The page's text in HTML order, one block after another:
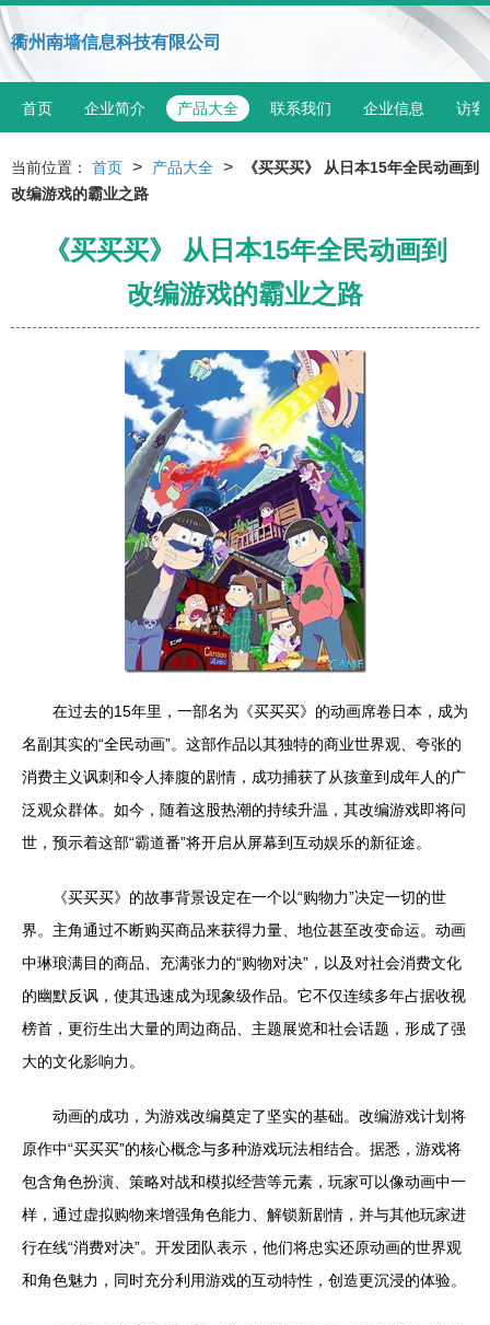
衢州南墙信息科技有限公司
首页 企业简介 产品大全 联系我们 企业信息 访客
当前位置： 首页 > 产品大全 >
《买买买》 从日本15年全民动画到
改编游戏的霸业之路
《买买买》 从日本15年全民动画到
改编游戏的霸业之路
在过去的15年里，一部名为《买买买》的动画席卷日本，成为
名副其实的“全民动画”。这部作品以其独特的商业世界观、夸张的
消费主义讽刺和令人捧腹的剧情，成功捕获了从孩童到成年人的广
泛观众群体。如今，随着这股热潮的持续升温，其改编游戏即将问
世，预示着这部“霸道番”将开启从屏幕到互动娱乐的新征途。
《买买买》的故事背景设定在一个以“购物力”决定一切的世
界。主角通过不断购买商品来获得力量、地位甚至改变命运。动画
中琳琅满目的商品、充满张力的“购物对决”，以及对社会消费文化
的幽默反讽，使其迅速成为现象级作品。它不仅连续多年占据收视
榜首，更衍生出大量的周边商品、主题展览和社会话题，形成了强
大的文化影响力。
动画的成功，为游戏改编奠定了坚实的基础。改编游戏计划将
原作中“买买买”的核心概念与多种游戏玩法相结合。据悉，游戏将
包含角色扮演、策略对战和模拟经营等元素，玩家可以像动画中一
样，通过虚拟购物来增强角色能力、解锁新剧情，并与其他玩家进
行在线“消费对决”。开发团队表示，他们将忠实还原动画的世界观
和角色魅力，同时充分利用游戏的互动特性，创造更沉浸的体验。